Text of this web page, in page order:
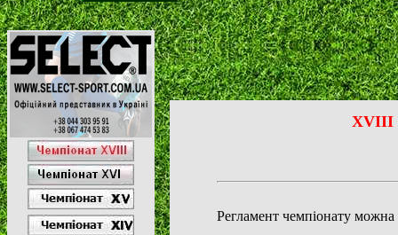
XVIII
Регламент чемпіонату можна